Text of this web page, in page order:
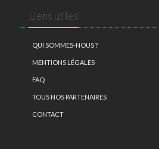
Liens utiles
QUI SOMMES-NOUS ?
MENTIONS LÉGALES
FAQ
TOUS NOS PARTENAIRES
CONTACT